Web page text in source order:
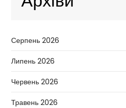
Серпень 2026
Липень 2026
Червень 2026
Травень 2026